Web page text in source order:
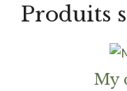
Produits
My